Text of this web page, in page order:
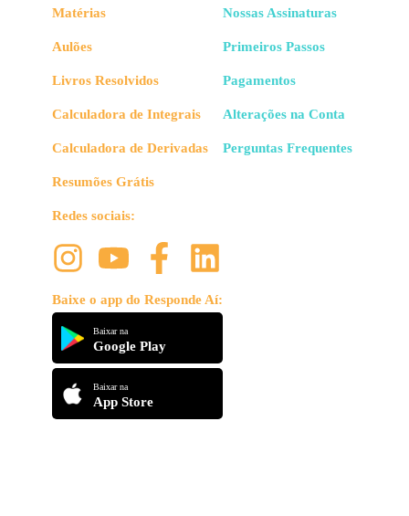
Matérias
Aulões
Livros Resolvidos
Calculadora de Integrais
Calculadora de Derivadas
Resumões Grátis
Redes sociais:
Baixe o app do Responde Aí:
Baixar na
Google Play
Baixar na
App Store
Nossas Assinaturas
Primeiros Passos
Pagamentos
Alterações na Conta
Perguntas Frequentes